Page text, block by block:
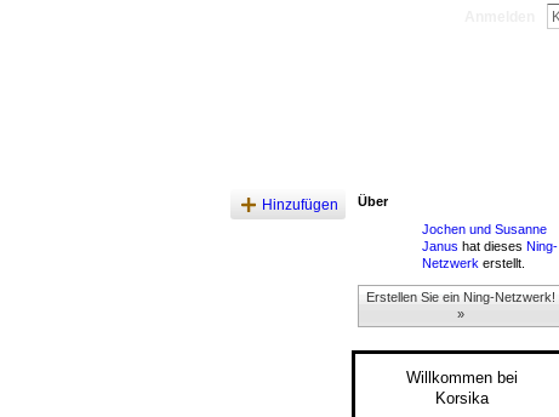
Hinzufügen
Über
Jochen und Susanne
Janus hat dieses Ning-
Netzwerk erstellt.
Erstellen Sie ein Ning-Netzwerk!
»
Willkommen bei
Korsika